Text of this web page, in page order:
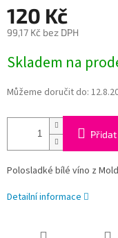
120 Kč
99,17 Kč bez DPH
cena:
Skladem na
Můžeme doručit do:
Polosladké bílé víno z
Detailní informace